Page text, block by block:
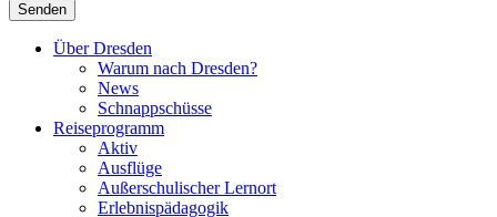
Senden
Über Dresden
Warum nach Dresden?
News
Schnappschüsse
Reiseprogramm
Aktiv
Ausflüge
Außerschulischer Lernort
Erlebnispädagogik